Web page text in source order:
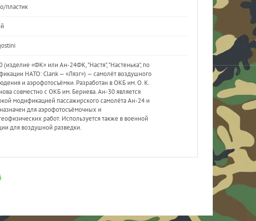
пластик
(изделие «ФК» или Ан-24ФК, "Настя", "Настенька", по
НАТО: Clank — «Лязг») — самолёт воздушного
и аэрофотосъёмки. Разработан в ОКБ им. О. К.
совместно с ОКБ им. Бериева. Ан-30 является
модификацией пассажирского самолёта Ан-24 и
для аэрофотосъёмочных и
работ. Используется также в военной
для воздушной разведки.